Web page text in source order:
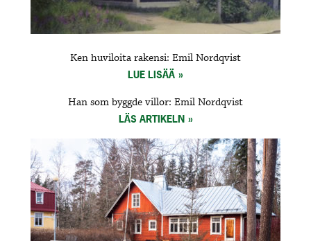
Ken huviloita rakensi: Emil Nordqvist
LUE LISÄÄ
Han som byggde villor: Emil Nordqvist
LÄS ARTIKELN